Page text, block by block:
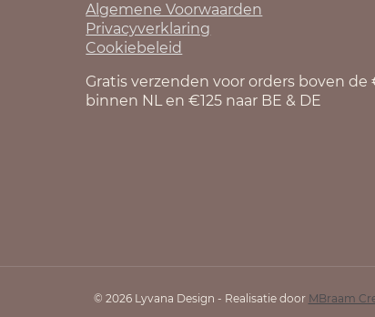
Algemene Voorwaarden
Privacyverklaring
Cookiebeleid
Gratis verzenden voor orders boven de
binnen NL en €125 naar BE & DE
© 2026 Lyvana Design - Realisatie door MBraam